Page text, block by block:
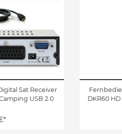
Sat Receiver
USB 2.0
DKR60